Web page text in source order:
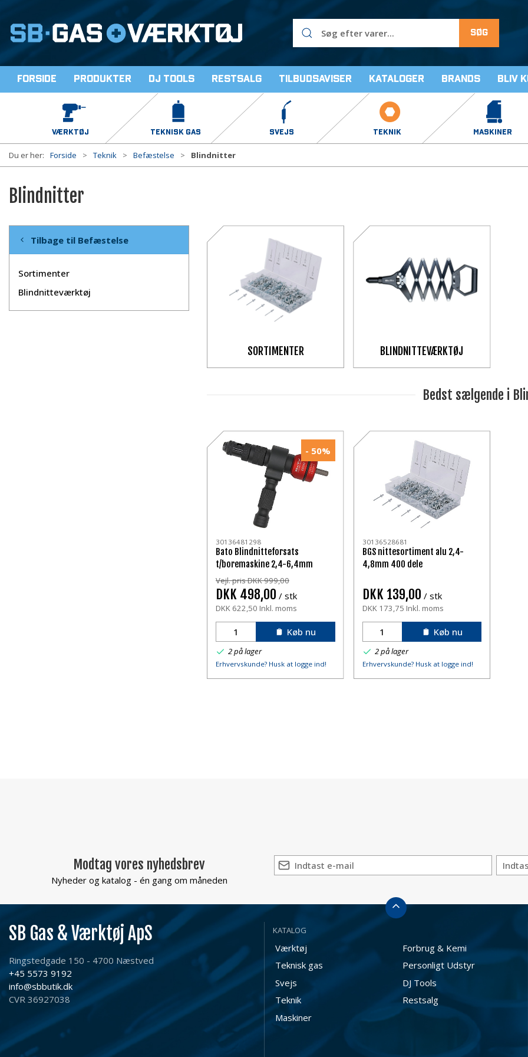
Søg
Forside Produkter DJ Tools Restsalg Tilbudsaviser Kataloger Brands Bliv
VÆRKTØJ TEKNISK GAS SVEJS TEKNIK MASKINER
Du er her: Forside Teknik Befæstelse Blindnitter
Blindnitter
Tilbage til Befæstelse
Sortimenter
Blindnitteværktøj
SORTIMENTER BLINDNITTEVÆRKTØJ
Bedst sælgende i
- 50%
30136481298
Bato Blindnitteforsats
t/boremaskine 2,4-6,4mm
Vejl. pris DKK 999,00
DKK 498,00 / stk
DKK 622,50 Inkl. moms
Køb nu
2 på lager
Erhvervskunde? Husk at logge ind!
30136528681
BGS nittesortiment alu 2,4-
4,8mm 400 dele
DKK 139,00 / stk
DKK 173,75 Inkl. moms
Køb nu
2 på lager
Erhvervskunde? Husk at logge ind!
Modtag vores nyhedsbrev
Nyheder og katalog - én gang om måneden
SB Gas & Værktøj ApS
Ringstedgade 150 - 4700 Næstved
+45 5573 9192
info@sbbutik.dk
CVR 36927038
KATALOG
Værktøj
Teknisk gas
Svejs
Teknik
Maskiner
Forbrug & Kemi
Personligt Udstyr
DJ Tools
Restsalg